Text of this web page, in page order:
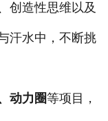
创造性思维以及
汗水中，不断挑
动力圈等项目，